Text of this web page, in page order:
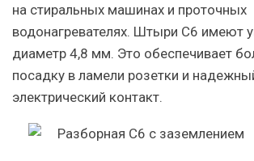
на стиральных машинах и проточных
водонагревателях. Штыри C6 имеют
диаметр 4,8 мм. Это обеспечивает
посадку в ламели розетки и
электрический контакт.